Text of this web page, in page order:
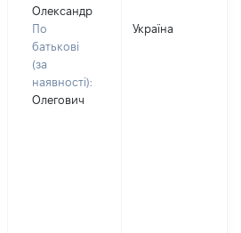
Олександр
По
батькові
(за
наявності):
Олегович
Україна